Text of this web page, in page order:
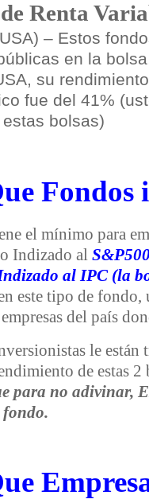
Renta
– Estos
en la
su
fue del 41%
bolsas)
Fondos
el mínimo para
Indizado al
al IPC (la
este tipo de fondo,
del país
le están
de estas 2
para no adivinar,
fondo.